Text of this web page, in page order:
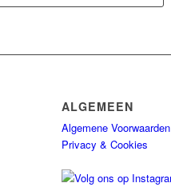
ALGEMEEN
Algemene Voorwaarden
Privacy & Cookies